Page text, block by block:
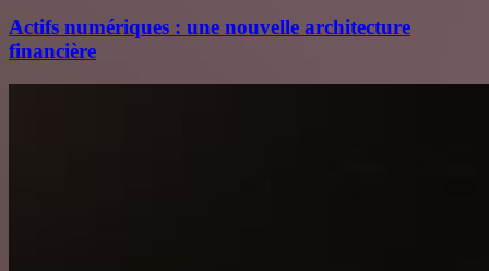
Actifs numériques : une nouvelle architecture
financière